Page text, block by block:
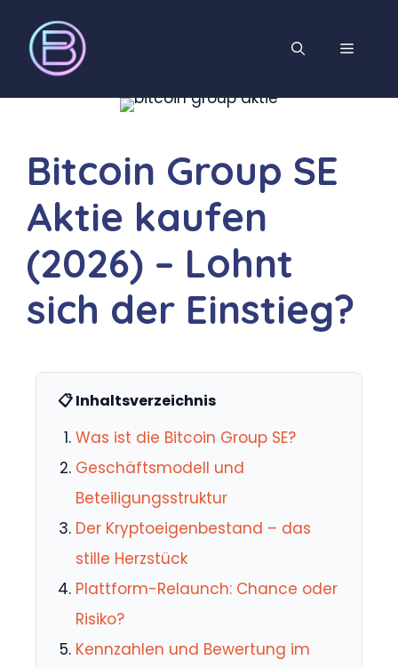
Bitcoin Group SE
Aktie kaufen
(2026) – Lohnt
sich der Einstieg?
📋 Inhaltsverzeichnis
Was ist die Bitcoin Group SE?
Geschäftsmodell und
Beteiligungsstruktur
Der Kryptoeigenbestand – das
stille Herzstück
Plattform-Relaunch: Chance oder
Risiko?
Kennzahlen und Bewertung im